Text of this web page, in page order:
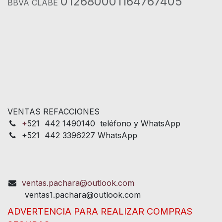
BBVA CLABE
VENTAS REFACCIONES
+521 442 1490140 teléfono y WhatsApp
+521 442 3396227 WhatsApp
ventas.pachara@outlook.com
ventas1.pachara@outlook.com
ADVERTENCIA PARA REALIZAR COMPRAS